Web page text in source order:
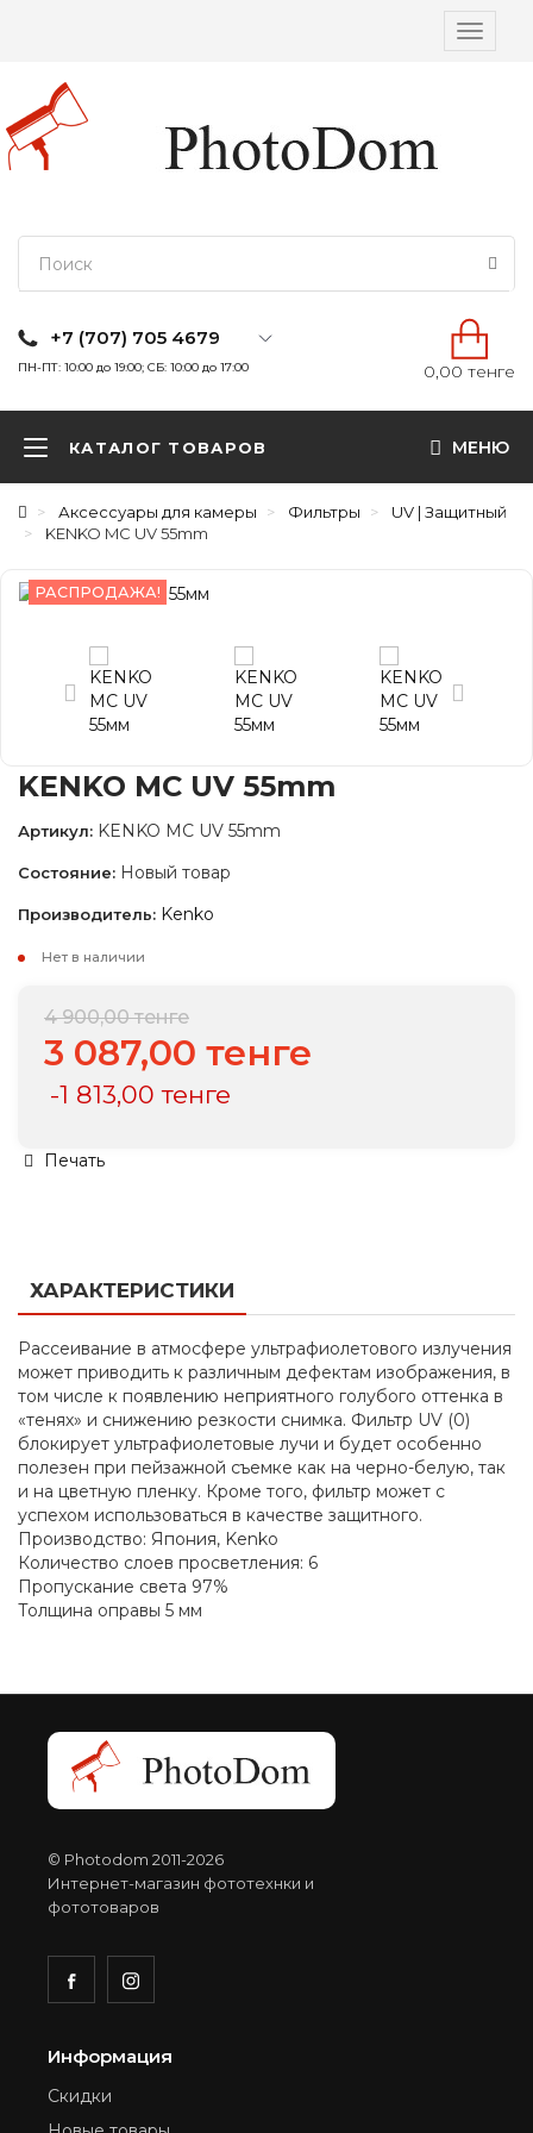
Вкл/
+7 (707) 705 4679
ПН-ПТ: 10:00 до 19:00; СБ: 10:00 до 17:00 0,00 тенге
КАТАЛОГ ТОВАРОВ МЕНЮ
Аксессуары для камеры Фильтры
UV | Защитный
KENKO MC UV 55mm
РАСПРОДАЖА!
KENKO MC UV 55mm
Артикул: KENKO MC UV 55mm
Состояние: Новый товар
Производитель: Kenko
Нет в наличии
4 900,00 тенге
3 087,00 тенге
-1 813,00 тенге
Печать
ХАРАКТЕРИСТИКИ
Рассеивание в атмосфере ультрафиолетового излучения
может приводить к различным дефектам изображения, в
том числе к появлению неприятного голубого оттенка в
«тенях» и снижению резкости снимка. Фильтр UV (0)
блокирует ультрафиолетовые лучи и будет особенно
полезен при пейзажной съемке как на черно-белую, так
и на цветную пленку. Кроме того, фильтр может с
успехом использоваться в качестве защитного.
Производство: Япония, Kenko
Количество слоев просветления: 6
Пропускание света 97%
Толщина оправы 5 мм
© Photodom 2011-2026
Интернет-магазин фототехнки и
фототоваров
Информация
Скидки